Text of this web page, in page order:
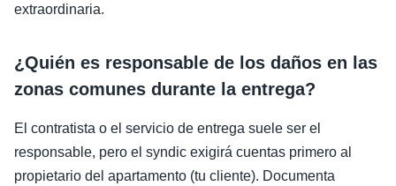
extraordinaria.
¿Quién es responsable de los daños en las
zonas comunes durante la entrega?
El contratista o el servicio de entrega suele ser el
responsable, pero el syndic exigirá cuentas primero al
propietario del apartamento (tu cliente). Documenta